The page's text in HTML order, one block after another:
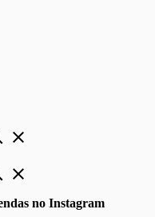
close
close
no Instagram